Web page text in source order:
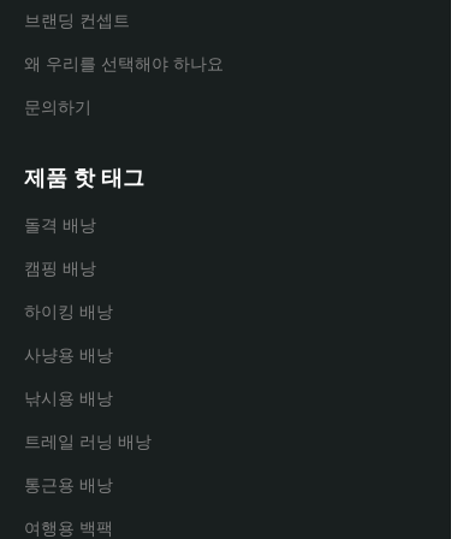
브랜딩 컨셉트
왜 우리를 선택해야 하나요
문의하기
제품 핫 태그
돌격 배낭
캠핑 배낭
하이킹 배낭
사냥용 배낭
낚시용 배낭
트레일 러닝 배낭
통근용 배낭
여행용 백팩